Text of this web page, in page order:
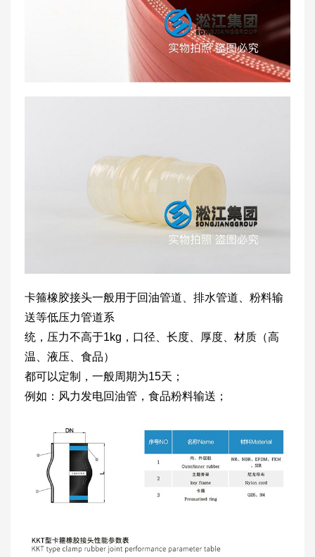
卡箍橡胶接头一般用于回油管道、排水管道、粉料输
送等低压力管道系
统，压力不高于1kg，口径、长度、厚度、材质（高
温、液压、食品）
都可以定制，一般周期为15天；
例如：风力发电回油管，食品粉料输送；